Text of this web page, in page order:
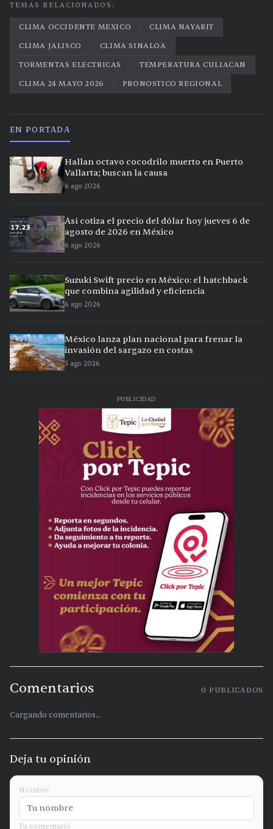
TEMAS RELACIONADOS:
CLIMA OCCIDENTE MEXICO
CLIMA NAYARIT
CLIMA JALISCO
CLIMA SINALOA
TORMENTAS ELECTRICAS
TEMPERATURA CULIACAN
CLIMA 24 MAYO 2026
PRONOSTICO REGIONAL
EN PORTADA
Hallan octavo cocodrilo muerto en Puerto
Vallarta; buscan la causa
6 ago 2026
Así cotiza el precio del dólar hoy jueves 6 de
agosto de 2026 en México
6 ago 2026
Suzuki Swift precio en México: el hatchback
que combina agilidad y eficiencia
6 ago 2026
México lanza plan nacional para frenar la
invasión del sargazo en costas
5 ago 2026
PUBLICIDAD
Comentarios 0 PUBLICADOS
Cargando comentarios...
Deja tu opinión
Nombre
Tu comentario